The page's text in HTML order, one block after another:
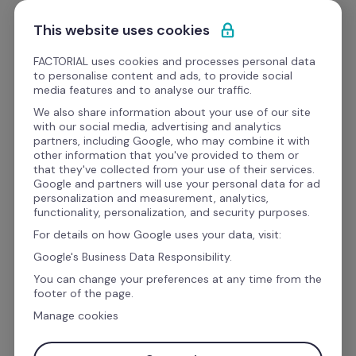
Ir al contenido
Empieza gratis
El software de recursos
humanos y finanzas para
la gestión empresarial
Gestiona las vacaciones, ausencias, el talento,
las finanzas y la nómina con Factorial. El
software de gestión con
IA que automatiza
las tareas administrativas para que puedas
centrarte en lo que realmente importa: las
personas.
This website uses cookies
FACTORIAL uses cookies and processes personal data
to personalise content and ads, to provide social
media features and to analyse our traffic.
We also share information about your use of our site
with our social media, advertising and analytics
partners, including Google, who may combine it with
other information that you've provided to them or
that they've collected from your use of their services.
Google and partners will use your personal data for ad
personalization and measurement, analytics,
functionality, personalization, and security purposes.
For details on how Google uses your data, visit:
Google's Business Data Responsibility.
You can change your preferences at any time from the
footer of the page.
Manage cookies